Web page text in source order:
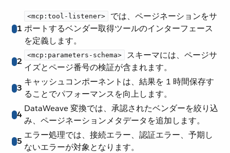
1
<mcp:tool-listener>
​ では、ページネーションをサ
ポートするベンダー取得ツールのインターフェース
を定義します。
2
<mcp:parameters-schema>
​ スキーマには、ページサ
イズとページ番号の検証が含まれます。
3
キャッシュコンポーネントは、結果を 1 時間保存す
ることでパフォーマンスを向上します。
4
DataWeave 変換では、承認されたベンダーを絞り込
み、ページネーションメタデータを追加します。
5
エラー処理では、接続エラー、認証エラー、予期し
ないエラーが対象となります。